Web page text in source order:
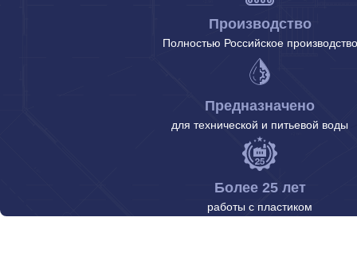
Производство
Полностью Российское производство
Предназначено
для технической и питьевой воды
Более 25 лет
работы с пластиком